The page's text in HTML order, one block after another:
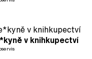
v knihkupectví